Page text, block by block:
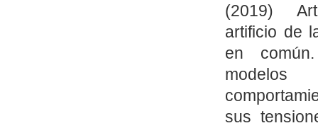
(2019)
artificio de
en
sus